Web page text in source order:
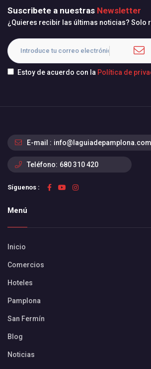
Suscribete a nuestras Newsletter
¿Quieres recibir las últimas noticias? Solo
Estoy de acuerdo con la Política de
E-mail : info@laguiadepamplona.com
Teléfono: 680 310 420
Síguenos :
Menú
Inicio
Comercios
Hoteles
Pamplona
San Fermín
Blog
Noticias